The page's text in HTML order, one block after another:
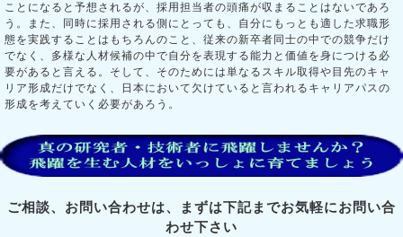
ことになると予想されるが、採用担当者の頭痛が収まることはないであろ
う。また、同時に採用される側にとっても、自分にもっとも適した求職形
態を実践することはもちろんのこと、従来の新卒者同士の中での競争だけ
でなく、多様な人材候補の中で自分を表現する能力と価値を身につける必
要があると言える。そして、そのためには単なるスキル取得や目先のキャ
リア形成だけでなく、日本において欠けていると言われるキャリアパスの
形成を考えていく必要があろう。
ご相談、お問い合わせは、まずは下記までお気軽にお問い合
わせ下さい